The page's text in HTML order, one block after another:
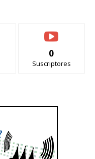
0
Suscriptores